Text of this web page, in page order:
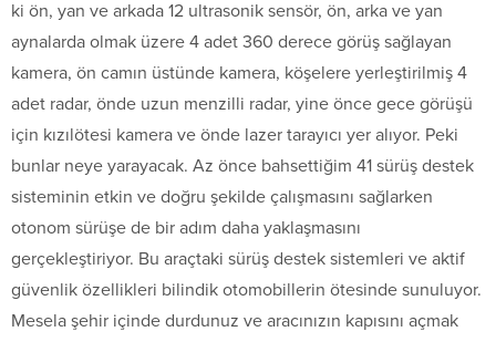
ki ön, yan ve arkada 12 ultrasonik sensör, ön, arka ve yan
aynalarda olmak üzere 4 adet 360 derece görüş sağlayan
kamera, ön camın üstünde kamera, köşelere yerleştirilmiş 4
adet radar, önde uzun menzilli radar, yine önce gece görüşü
için kızılötesi kamera ve önde lazer tarayıcı yer alıyor. Peki
bunlar neye yarayacak. Az önce bahsettiğim 41 sürüş destek
sisteminin etkin ve doğru şekilde çalışmasını sağlarken
otonom sürüşe de bir adım daha yaklaşmasını
gerçekleştiriyor. Bu araçtaki sürüş destek sistemleri ve aktif
güvenlik özellikleri bilindik otomobillerin ötesinde sunuluyor.
Mesela şehir içinde durdunuz ve aracınızın kapısını açmak